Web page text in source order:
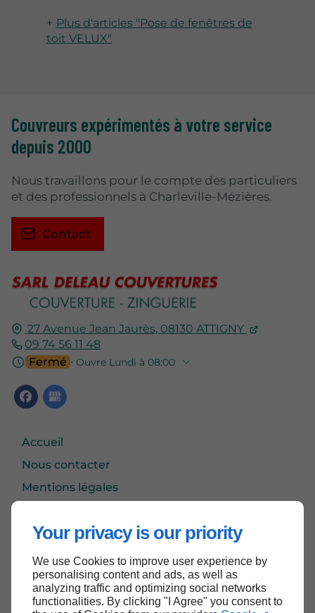
Your privacy is our priority
We use Cookies to improve user experience by
personalising content and ads, as well as
analyzing traffic and optimizing social networks
functionalities. By clicking "I Agree" you consent to
Plus d'articles "Pose de fenêtres de
toit VELUX"
27 Avenue Jean Jaurès, 08130 ATTIGNY
09 74 56 11 48
Fermé ⋅ Ouvre Lundi à 08:00
Accueil
Nous contacter
Mentions légales
Couvreurs expérimentés à votre service
depuis 2000
Nous travaillons pour le compte des particuliers
et des professionnels à Charleville-Mézières.
Contact
Haut de page